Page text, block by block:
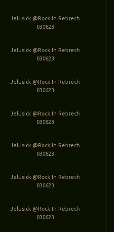
Jelusick @Rock In Rebrech
030623
Jelusick @Rock In Rebrech
030623
Jelusick @Rock In Rebrech
030623
Jelusick @Rock In Rebrech
030623
Jelusick @Rock In Rebrech
030623
Jelusick @Rock In Rebrech
030623
Jelusick @Rock In Rebrech
030623